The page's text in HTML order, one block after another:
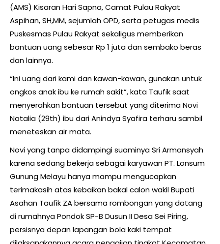
(AMS) Kisaran Hari Sapna, Camat Pulau Rakyat
Aspihan, SH,MM, sejumlah OPD, serta petugas medis
Puskesmas Pulau Rakyat sekaligus memberikan
bantuan uang sebesar Rp 1 juta dan sembako beras
dan lainnya.
“Ini uang dari kami dan kawan-kawan, gunakan untuk
ongkos anak ibu ke rumah sakit”, kata Taufik saat
menyerahkan bantuan tersebut yang diterima Novi
Natalia (29th) ibu dari Anindya Syafira terharu sambil
meneteskan air mata.
Novi yang tanpa didampingi suaminya Sri Armansyah
karena sedang bekerja sebagai karyawan PT. Lonsum
Gunung Melayu hanya mampu mengucapkan
terimakasih atas kebaikan bakal calon wakil Bupati
Asahan Taufik ZA bersama rombongan yang datang
di rumahnya Pondok SP-B Dusun II Desa Sei Piring,
persisnya depan lapangan bola kaki tempat